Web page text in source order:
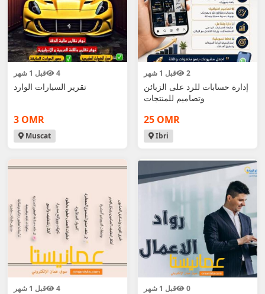
قبل 1 شهر 4
تقرير السيارات الوارد
3 OMR
Muscat
قبل 1 شهر 2
إدارة حسابات للرد على الزبائن
وتصاميم للمنتجات
25 OMR
Ibri
قبل 1 شهر 4 قبل 1 شهر 0